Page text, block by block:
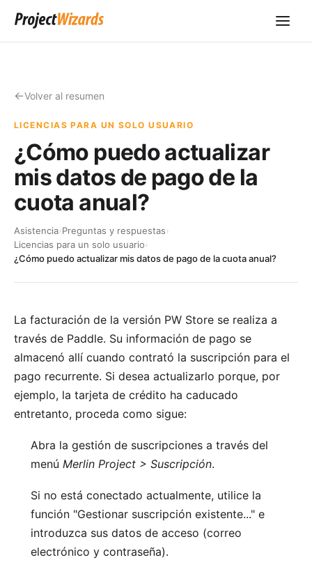
Volver al resumen
LICENCIAS PARA UN SOLO USUARIO
¿Cómo puedo actualizar
mis datos de pago de la
cuota anual?
Asistencia›Preguntas y respuestas›
Licencias para un solo usuario›
¿Cómo puedo actualizar mis datos de pago de la cuota anual?
La facturación de la versión PW Store se realiza a
través de Paddle. Su información de pago se
almacenó allí cuando contrató la suscripción para el
pago recurrente. Si desea actualizarlo porque, por
ejemplo, la tarjeta de crédito ha caducado
entretanto, proceda como sigue:
Abra la gestión de suscripciones a través del
menú Merlin Project > Suscripción.
Si no está conectado actualmente, utilice la
función "Gestionar suscripción existente..." e
introduzca sus datos de acceso (correo
electrónico y contraseña).